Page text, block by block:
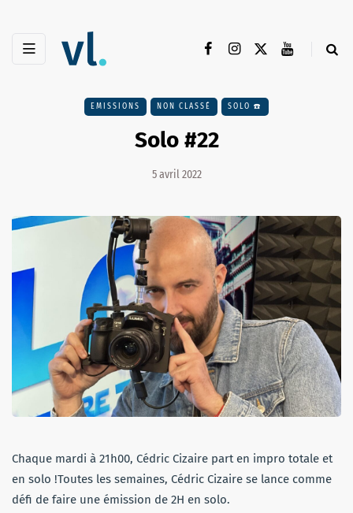
EMISSIONS NON CLASSÉ SOLO ☎️
Solo #22
5 avril 2022
Chaque mardi à 21h00, Cédric Cizaire part en impro totale et
en solo !Toutes les semaines, Cédric Cizaire se lance comme
défi de faire une émission de 2H en solo.